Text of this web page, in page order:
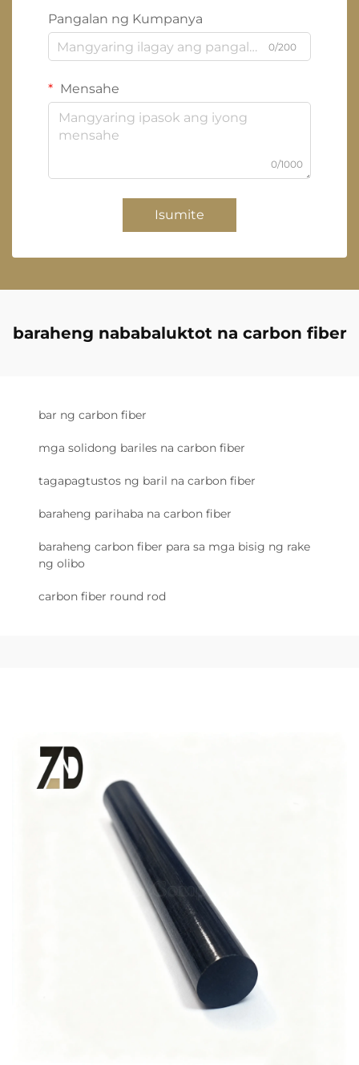
Pangalan ng Kumpanya
0/200
Mensahe
0/1000
Isumite
baraheng nababaluktot na carbon fiber
bar ng carbon fiber
mga solidong bariles na carbon fiber
tagapagtustos ng baril na carbon fiber
baraheng parihaba na carbon fiber
baraheng carbon fiber para sa mga bisig ng rake
ng olibo
carbon fiber round rod